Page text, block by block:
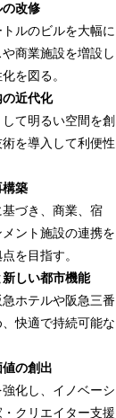
の改修
ルのビルを大幅に
商業施設を増設し
を図る。
の近代化
て明るい空間を創
を導入して利便性
構築
基づき、商業、宿
ント施設の連携を
を目指す。
しい都市機能
ホテルや阪急三番
快適で持続可能な
の創出
化し、イノベーシ
クリエイター支援